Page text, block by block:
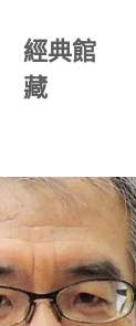
經典館
藏